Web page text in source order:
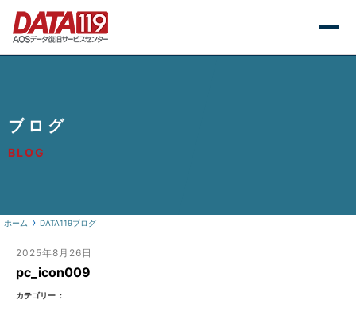
ブログ
BLOG
ホーム DATA119ブログ
2025年8月26日
pc_icon009
カテゴリー